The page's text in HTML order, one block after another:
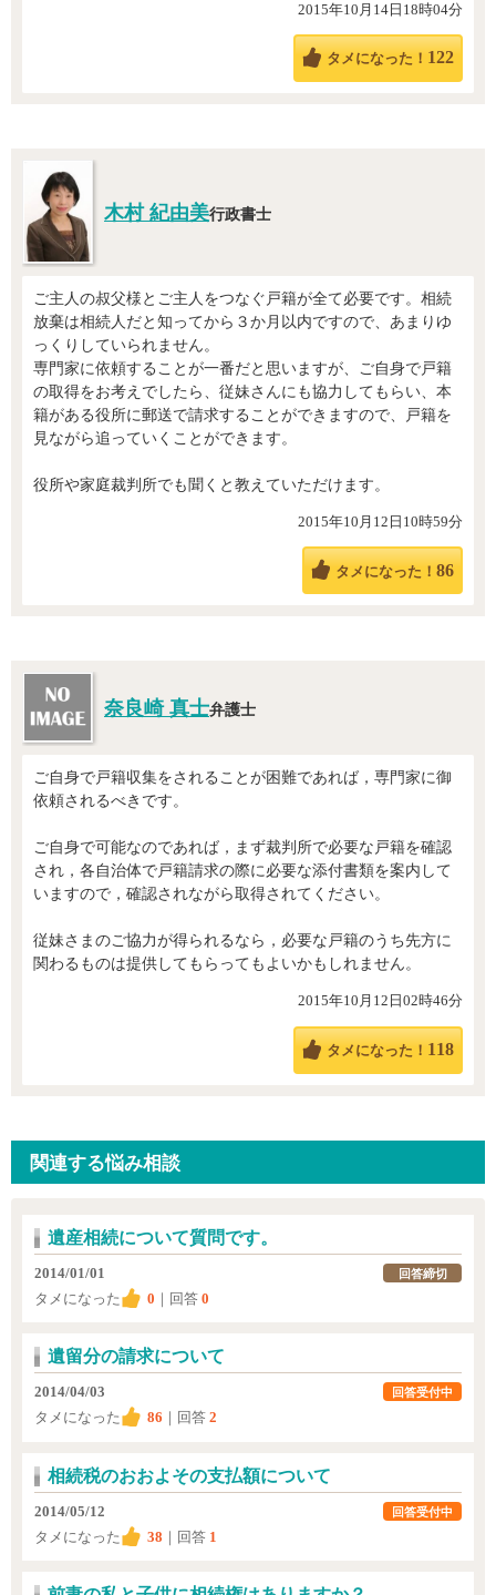
2015年10月14日18時04分
タメになった！ 122
木村 紀由美行政書士
ご主人の叔父様とご主人をつなぐ戸籍が全て必要です。相続
放棄は相続人だと知ってから３か月以内ですので、あまりゆ
っくりしていられません。
専門家に依頼することが一番だと思いますが、ご自身で戸籍
の取得をお考えでしたら、従妹さんにも協力してもらい、本
籍がある役所に郵送で請求することができますので、戸籍を
見ながら追っていくことができます。
役所や家庭裁判所でも聞くと教えていただけます。
2015年10月12日10時59分
タメになった！ 86
奈良崎 真士弁護士
ご自身で戸籍収集をされることが困難であれば，専門家に御
依頼されるべきです。
ご自身で可能なのであれば，まず裁判所で必要な戸籍を確認
され，各自治体で戸籍請求の際に必要な添付書類を案内して
いますので，確認されながら取得されてください。
従妹さまのご協力が得られるなら，必要な戸籍のうち先方に
関わるものは提供してもらってもよいかもしれません。
2015年10月12日02時46分
タメになった！ 118
関連する悩み相談
遺産相続について質問です。
2014/01/01
タメになった
0 ｜回答 0
回答締切
遺留分の請求について
2014/04/03
タメになった
86 ｜回答 2
回答受付中
相続税のおおよその支払額について
2014/05/12
タメになった
38 ｜回答 1
回答受付中